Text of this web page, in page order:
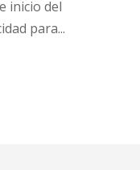
inicio del
para...